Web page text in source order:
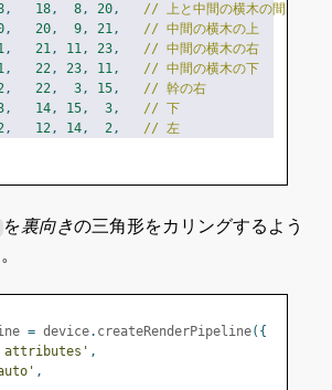
, 18, 8, 20,
// 上と中間の横木の間
, 20, 9, 21,
// 中間の横木の上
, 21, 11, 23,
// 中間の横木の右
, 22, 23, 11,
// 中間の横木の下
, 22, 3, 15,
// 幹の右
, 14, 15, 3,
// 下
, 12, 14, 2,
// 左
を裏向きの三角形をカリングするよう
= device. createRenderPipeline({
attributes' ,
,